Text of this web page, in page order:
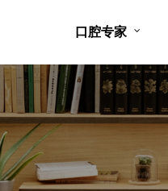
口腔专家